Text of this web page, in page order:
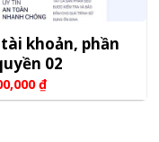
khoản, phần
02
₫